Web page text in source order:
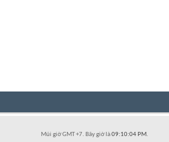
Múi giờ GMT +7. Bây giờ là09:10:04 PM.